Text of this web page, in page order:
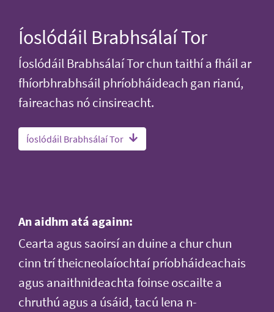
Íoslódáil Brabhsálaí Tor
Íoslódáil Brabhsálaí Tor chun taithí a fháil ar
fhíorbhrabhsáil phríobháideach gan rianú,
faireachas nó cinsireacht.
Íoslódáil Brabhsálaí Tor
An aidhm atá againn:
Cearta agus saoirsí an duine a chur chun
cinn trí theicneolaíochtaí príobháideachais
agus anaithnideachta foinse oscailte a
chruthú agus a úsáid, tacú lena n-